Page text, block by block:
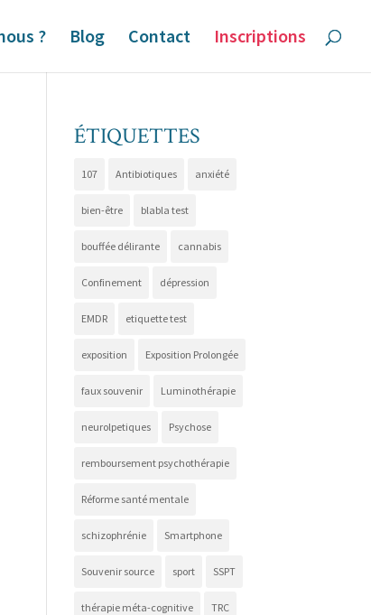
? Blog Contact Inscriptions
ÉTIQUETTES
107 Antibiotiques anxiété
bien-être blabla test
bouffée délirante cannabis
Confinement dépression
EMDR etiquette test
exposition Exposition Prolongée
faux souvenir Luminothérapie
neurolpetiques Psychose
remboursement psychothérapie
Réforme santé mentale
schizophrénie Smartphone
Souvenir source sport SSPT
thérapie méta-cognitive TRC